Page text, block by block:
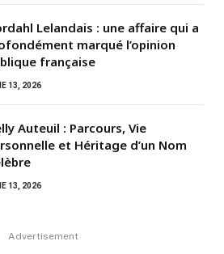
Lelandais : une affaire qui a
marqué l’opinion
française
13, 2026
Auteuil : Parcours, Vie
et Héritage d’un Nom
13, 2026
Advertisement